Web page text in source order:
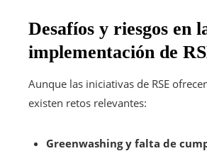
Desafíos y riesgos en
implementación de
Aunque las iniciativas de RSE
existen retos relevantes:
Greenwashing y falta de